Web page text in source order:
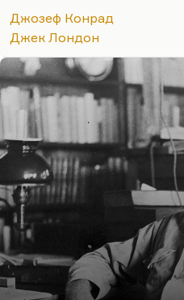
реальности и штампа. И
скорее разоблачитель
он в этой плеяде
действительно
— это скорее,
том, что лучшие его
и написаны в
писатель века
Лондоном я бы его
такое…
Джозеф Конрад
Джек Лондон